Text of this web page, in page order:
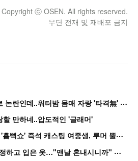
Copyright ⓒ OSEN. All rights reserved.
무단 전재 및 재배포 금지
비
비, 성행위 연상 안무로 논란인데..워터밤 몸매 자랑 '타격無' 근황
만하네..압도적인 '글래머'
“
연습생 아닙니다” 싸이 '흠뻑쇼' 즉석 캐스팅 여중생, 루머 뿔났다[Oh!쎈 이...
홍
진영, '임신설' 종결 작정하고 입은 옷…"맨날 혼내시니까" 억울